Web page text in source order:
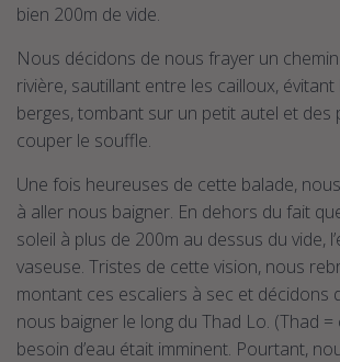
bien 200m de vide.
Nous décidons de nous frayer un
rivière, sautillant entre les cailloux,
berges, tombant sur un petit autel et des
couper le souffle.
Une fois heureuses de cette balade,
à aller nous baigner. En dehors du fait
soleil à plus de 200m au dessus du vide,
vaseuse. Tristes de cette vision, nous
montant ces escaliers à sec et décidons
nous baigner le long du Thad Lo. (Thad =
besoin d’eau était imminent. Pourtant,